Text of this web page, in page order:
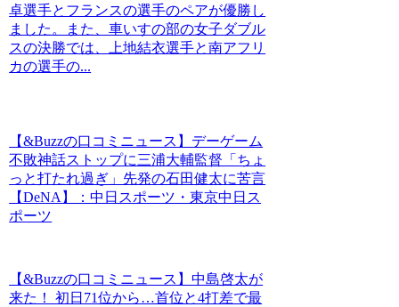
卓選手とフランスの選手のペアが優勝し
ました。また、車いすの部の女子ダブル
スの決勝では、上地結衣選手と南アフリ
カの選手の...
【&Buzzの口コミニュース】デーゲーム
不敗神話ストップに三浦大輔監督「ちょ
っと打たれ過ぎ」先発の石田健太に苦言
【DeNA】：中日スポーツ・東京中日ス
ポーツ
【&Buzzの口コミニュース】中島啓太が
来た！ 初日71位から…首位と4打差で最